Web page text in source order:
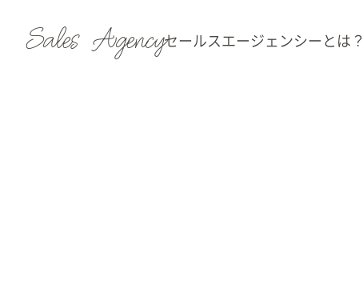
Sales Agencyセールスエージェンシーとは？